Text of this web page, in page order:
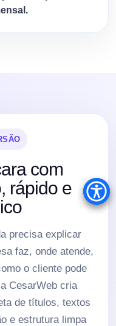
com
rápido e
precisa explicar
faz, onde atende,
o cliente pode
CesarWeb cria
de títulos, textos
e estrutura limpa